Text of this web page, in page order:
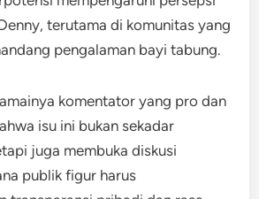
terutama di komunitas yang
pengalaman bayi tabung.
komentator yang pro dan
isu ini bukan sekadar
juga membuka diskusi
publik figur harus